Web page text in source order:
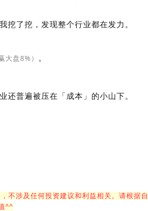
挖了挖，发现整个行业都在发力。
大盘8%） 。
还普遍被压在「成本」的小山下。
不涉及任何投资建议和利益相关。请根据
^^